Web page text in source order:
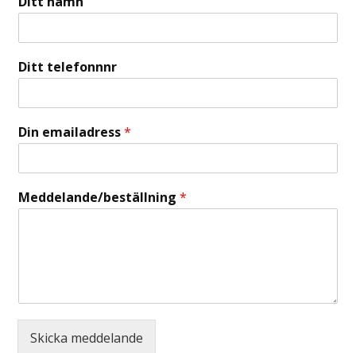
Ditt telefonnnr
Din emailadress*
Meddelande/beställning*
Skicka meddelande